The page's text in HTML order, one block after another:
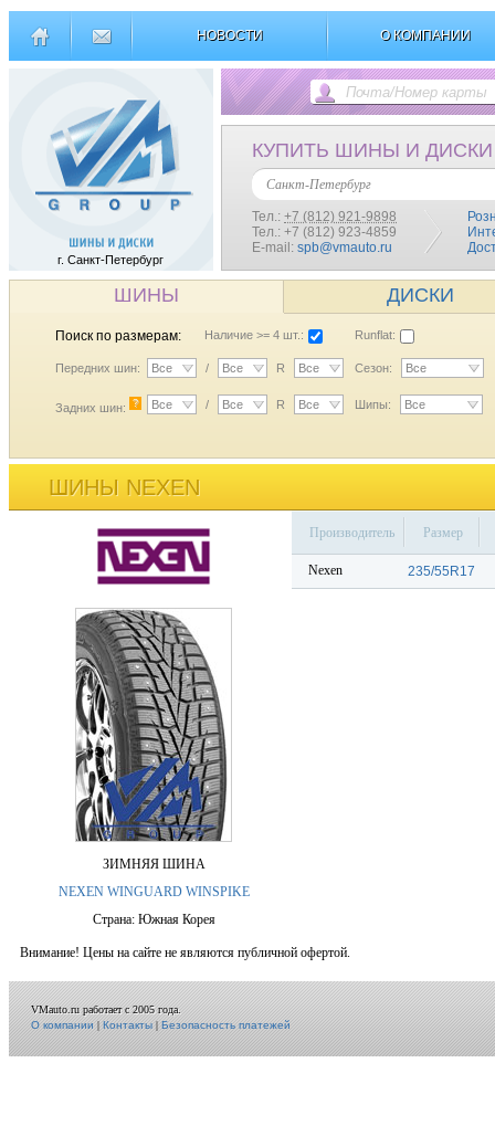
НОВОСТИ О КОМПАНИИ
г. Санкт-Петербург
КУПИТЬ ШИНЫ И ДИСКИ
Санкт-Петербург
Тел.: +7 (812) 921-9898
Тел.: +7 (812) 923-4859
E-mail: spb@vmauto.ru
ШИНЫ ДИСКИ
Поиск по размерам: Наличие >= 4 шт.: Runflat:
Передних шин: Все / Все R Все Сезон: Все
Задних шин: ? Все / Все R Все Шипы: Все
ШИНЫ NEXEN
ЗИМНЯЯ ШИНА
NEXEN WINGUARD WINSPIKE
Страна: Южная Корея
Производитель Размер
Nexen 235/55R17
Внимание! Цены на сайте не являются публичной офертой.
VMauto.ru работает с 2005 года.
О компании|Контакты|Безопасность платежей